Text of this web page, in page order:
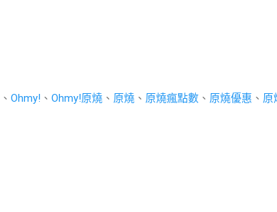
、 Ohmy! 、 Ohmy!原燒 、 原燒 、 原燒瘋點數 、 原燒優惠 、 原